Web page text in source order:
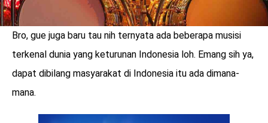
Bro, gue juga baru tau nih ternyata ada beberapa musisi
terkenal dunia yang keturunan Indonesia loh. Emang sih ya,
dapat dibilang masyarakat di Indonesia itu ada dimana-
mana.